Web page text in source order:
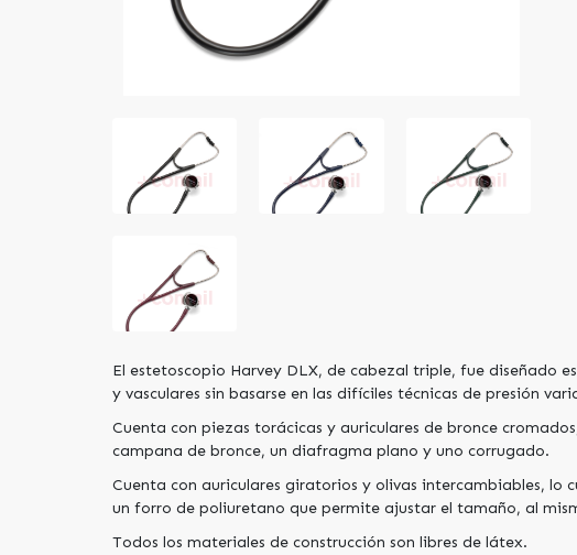
El estetoscopio Harvey DLX, de cabezal triple, fue diseñado
y vasculares sin basarse en las difíciles técnicas de presión
Cuenta con piezas torácicas y auriculares de bronce
campana de bronce, un diafragma plano y uno corrugado.
Cuenta con auriculares giratorios y olivas intercambiables, lo
un forro de poliuretano que permite ajustar el tamaño, al
Todos los materiales de construcción son libres de látex.